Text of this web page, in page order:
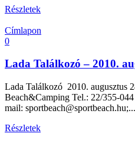
Részletek
Címlapon
0
Lada Találkozó – 2010.
Lada Találkozó 2010. augusztus
Beach&Camping Tel.: 22/355-
mail: sportbeach@sportbeach.hu;...
Részletek